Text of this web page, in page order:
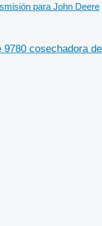
para John Deere
cosechadora de